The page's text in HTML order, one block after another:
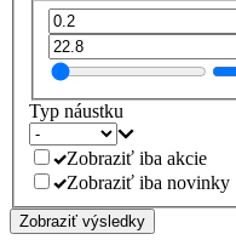
Typ náustku
Zobraziť iba akcie
Zobraziť iba novinky
Zobraziť výsledky